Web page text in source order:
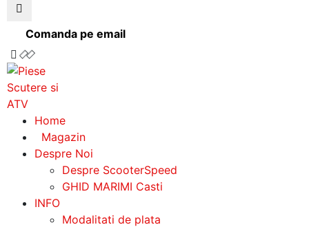
Comanda pe email
Home
Magazin
Despre Noi
Despre ScooterSpeed
GHID MARIMI Casti
INFO
Modalitati de plata